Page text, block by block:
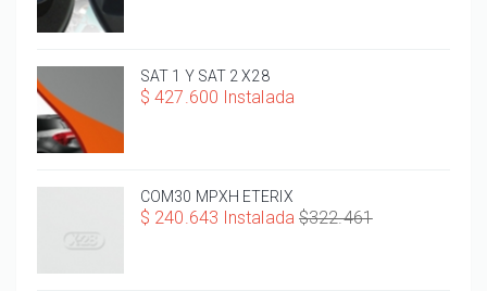
SAT 1 Y SAT 2 X28
$ 427.600 Instalada
COM30 MPXH ETERIX
$ 240.643 Instalada $322.461